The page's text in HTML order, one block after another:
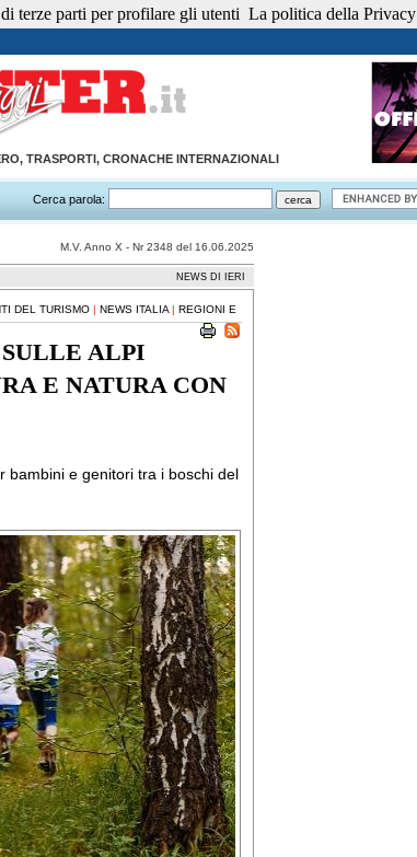
TRASPORTI, CRONACHE INTERNAZIONALI
Cerca parola:
M.V. Anno X - Nr 2348 del 16.06.2025
NEWS DI IERI
DEL TURISMO | NEWS ITALIA | REGIONI E
ALPI
E NATURA CON
bambini e genitori tra i boschi del
terze parti per profilare gli utenti La politica della Privacy